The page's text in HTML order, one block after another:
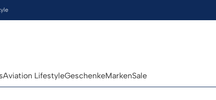
Aviation LifestyleGeschenkeMarkenSale